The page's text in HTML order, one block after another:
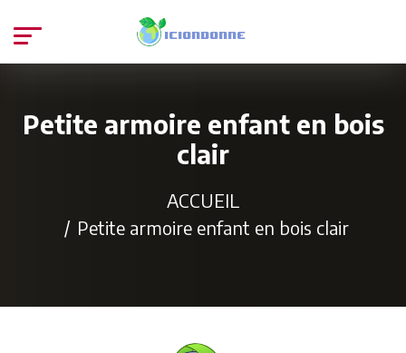
Petite armoire enfant en bois
clair
ACCUEIL
Petite armoire enfant en bois clair